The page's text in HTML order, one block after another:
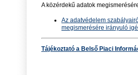
A közérdekű adatok
Az adatvédelem
megismerésére irányuló
Tájékoztató a Belső Piaci